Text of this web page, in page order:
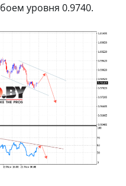
уровня 0.9740.